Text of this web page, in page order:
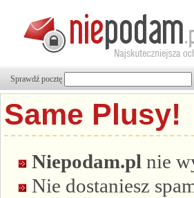
Sprawdź pocztę
Same Plusy!
Niepodam.pl nie
Nie dostaniesz